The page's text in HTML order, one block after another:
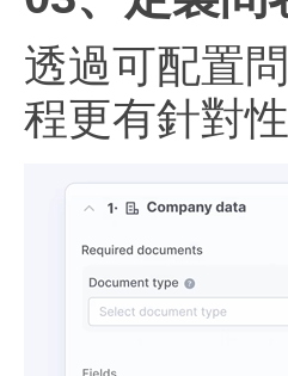
透過可配置
程更有針對性